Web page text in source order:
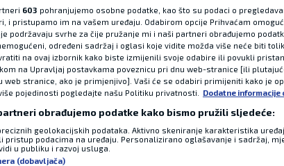
Martinjak
pa kasnije
su’
0 komentara
603 pohranjujemo osobne podatke, kao što su podaci o
i pristupamo im na vašem uređaju. Odabirom opcije Prihvaćam
podržavaju svrhe za čije pružanje mi i naši partneri obrađujemo
određeni sadržaj i oglasi koje vidite možda više neće biti
na ovaj izbornik kako biste izmijenili svoje odabire ili povukli
na Upravljaj postavkama poveznicu pri dnu web-stranice [ili
web stranice, ako je primjenjivo]. Vaši će se odabiri primijeniti kako je
pojedinosti pogledajte našu Politiku privatnosti.
Dodatne informacije
obrađujemo podatke kako bismo pružili sljedeće:
geolokacijskih podataka. Aktivno skeniranje karakteristika
pristup podacima na uređaju. Personalizirano oglašavanje i sadržaj,
u publiku i razvoj usluga.
(dobavljača)